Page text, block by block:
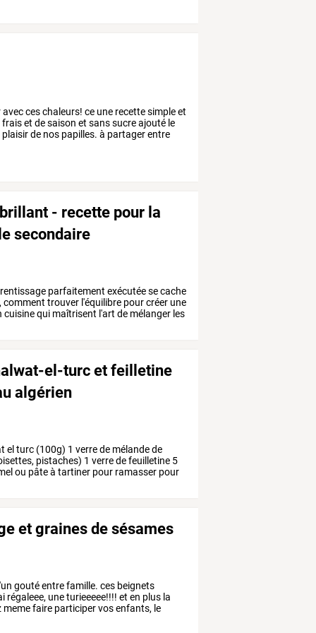
avecceschaleurs! ce une recettesimpleet
fraiset desaison et sanssucreajouté le
plaisirde nos papilles. à partagerentre
- recette pour la
secondaire
parfaitement exécutéesecache
comment trouver l'équilibre pourcréer une
cuisinequi maîtrisent l'art de mélanger les
el-turc et feilletine
algérien
el turc (100g) 1 verrede mélandede
pistaches) 1 verredefeuilletine 5
ou pâteà tartiner pour ramasser pour
et graines de sésames
goutéentrefamille. ces beignets
régaleee, uneturieeeee!!!! et en plus la
memefaire participervosenfants, le